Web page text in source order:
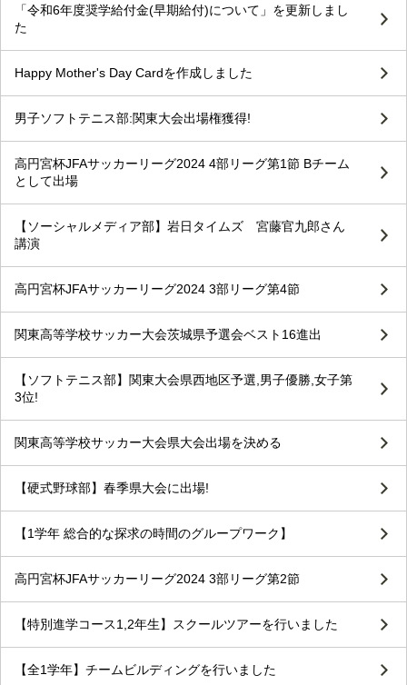
「令和6年度奨学給付金(早期給付)について」を更新しまし
た
Happy Mother's Day Cardを作成しました
男子ソフトテニス部:関東大会出場権獲得!
高円宮杯JFAサッカーリーグ2024 4部リーグ第1節 Bチーム
として出場
【ソーシャルメディア部】岩日タイムズ 宮藤官九郎さん
講演
高円宮杯JFAサッカーリーグ2024 3部リーグ第4節
関東高等学校サッカー大会茨城県予選会ベスト16進出
【ソフトテニス部】関東大会県西地区予選,男子優勝,女子第
3位!
関東高等学校サッカー大会県大会出場を決める
【硬式野球部】春季県大会に出場!
【1学年 総合的な探求の時間のグループワーク】
高円宮杯JFAサッカーリーグ2024 3部リーグ第2節
【特別進学コース1,2年生】スクールツアーを行いました
【全1学年】チームビルディングを行いました